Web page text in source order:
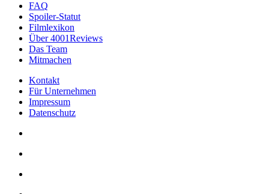
FAQ
Spoiler-Statut
Filmlexikon
Über 4001Reviews
Das Team
Mitmachen
Kontakt
Für Unternehmen
Impressum
Datenschutz